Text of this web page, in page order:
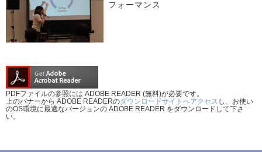
フォーマンス
PDFファイルの参照には ADOBE READER (無料)が必要です。
上のバナーから ADOBE READERのダウンロードサイトへアクセス し、お使い
のOS環境に最適なバージョンの ADOBE READER をダウンロードして下さ
い。